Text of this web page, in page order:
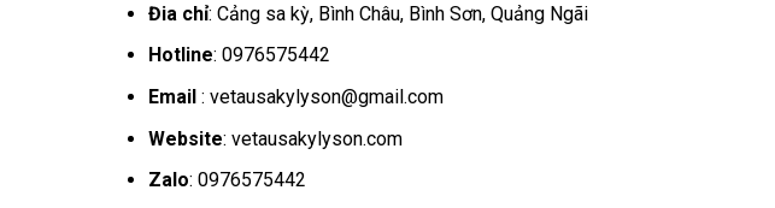
Đia chỉ: Cảng sa kỳ, Bình Châu, Bình Sơn, Quảng Ngãi
Hotline: 0976575442
Email: vetausakylyson@gmail.com
Website: vetausakylyson.com
Zalo: 0976575442